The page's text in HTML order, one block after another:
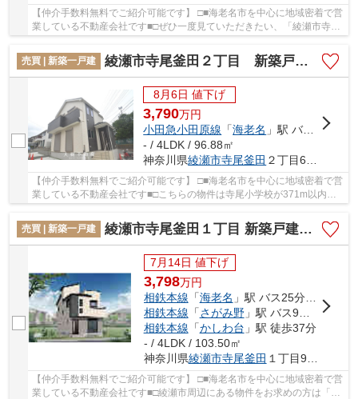
【仲介手数料無料でご紹介可能です】 □■海老名市を中心に地域密着で営
業している不動産会社です■□ぜひ一度見ていただきたい、「綾瀬市寺尾
売買 | 新築一戸建
綾瀬市寺尾釜田２丁目 新築戸建て 全２棟【仲介手数料無料】
8月6日 値下げ
3,790万円
小田急小田原線 「海老名 」駅 バス25分 「綾瀬高校」 停歩4分
- / 4LDK / 96.88㎡
神奈川県綾瀬市寺尾釜田 ２丁目6-16
【仲介手数料無料でご紹介可能です】 □■海老名市を中心に地域密着で営
業している不動産会社です■□こちらの物件は寺尾小学校が371m以内に
売買 | 新築一戸建
綾瀬市寺尾釜田１丁目 新築戸建て 全7棟【仲介手数料無料】
7月14日 値下げ
3,798万円
相鉄本線 「海老名 」駅 バス25分 「綾瀬高校」 停歩5分
相鉄本線 「さがみ野」駅 バス9分 「寺尾」 停歩5分
相鉄本線 「かしわ台 」駅 徒歩37分
- / 4LDK / 103.50㎡
神奈川県綾瀬市寺尾釜田 １丁目9-20
【仲介手数料無料でご紹介可能です】 □■海老名市を中心に地域密着で営
業している不動産会社です■□綾瀬市周辺にある物件をお求めの方は「綾